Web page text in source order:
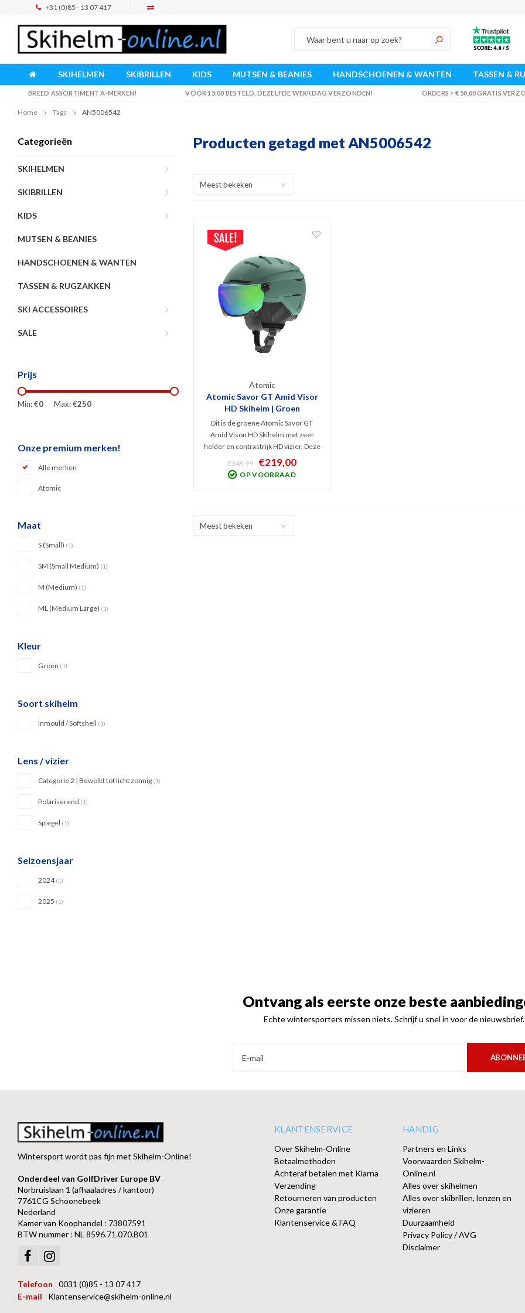
+31 (0)85 - 13 07 417
SKIHELMEN SKIBRILLEN KIDS MUTSEN & BEANIES HANDSCHOENEN & WANTEN TASSEN &
BREED ASSORTIMENT A-MERKEN! VÓÓR 15:00 BESTELD, DEZELFDE WERKDAG VERZONDEN! ORDERS > € 50,00 GRATIS
Home Tags AN5006542
Categorieën
SKIHELMEN
SKIBRILLEN
KIDS
MUTSEN & BEANIES
HANDSCHOENEN & WANTEN
TASSEN & RUGZAKKEN
SKI ACCESSOIRES
SALE
Prijs
Min: €0 Max: €250
Onze premium merken!
Alle merken
Atomic
Maat
S (Small) (1)
SM (Small Medium) (1)
M (Medium) (1)
ML (Medium Large) (1)
Kleur
Groen (1)
Soort skihelm
Inmould / Softshell (1)
Lens / vizier
Categorie 2 | Bewolkt tot licht zonnig (1)
Polariserend (1)
Spiegel (1)
Seizoensjaar
2024(1)
2025 (1)
Producten getagd met AN5006542
Meest bekeken
Atomic
Atomic Savor GT Amid Visor
HD Skihelm | Groen
Dit is de groene Atomic Savor GT
Amid Vison HD Skihelm met zeer
helder en contrastrijk HD vizier. Deze
hi-tech helm heeft topklasse
veiligheidstechnologie als AMID en
Holo Core. Stevige Tri-Brid
€349,99 €219,00
OP VOORRAAD
Meest bekeken
Ontvang als eerste onze beste
Echte wintersporters missen niets. Schrijf u snel in voor de nieuwsbrief.
Wintersport wordt pas fijn met Skihelm-Online!
Onderdeel van GolfDriver Europe BV
Norbruislaan 1 (afhaaladres / kantoor)
7761CG Schoonebeek
Nederland
Kamer van Koophandel : 73807591
BTW nummer : NL 8596.71.070.B01
Telefoon
0031 (0)85 - 13 07 417
E-mail
Klantenservice@skihelm-online.nl
KLANTENSERVICE
Over Skihelm-Online
Betaalmethoden
Achteraf betalen met Klarna
Verzending
Retourneren van producten
Onze garantie
Klantenservice & FAQ
HANDIG
Partners en Links
Voorwaarden Skihelm-
Online.nl
Alles over skihelmen
Alles over skibrillen, lenzen en
vizieren
Duurzaamheid
Privacy Policy / AVG
Disclaimer